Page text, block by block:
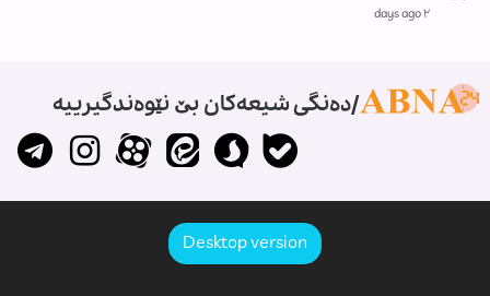
٢ days ago
دەنگی شیعەکان بێ نێوەندگیرییە
Desktop version